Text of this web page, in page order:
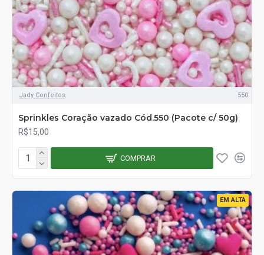
Jady Confeitos 550
Sprinkles Coração vazado Cód.550 (Pacote c/ 50g)
R$15,00
COMPRAR
EM ALTA